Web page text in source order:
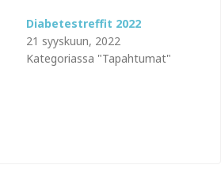
Diabetestreffit 2022
21 syyskuun, 2022
Kategoriassa "Tapahtumat"